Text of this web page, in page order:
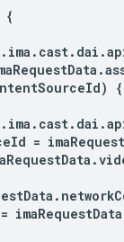
{
{
=